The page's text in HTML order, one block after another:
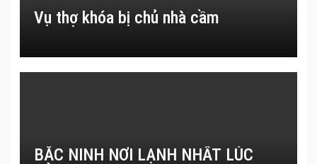
Vụ thợ khóa bị chủ nhà cầm
BẮC NINH NƠI LẠNH NHẤT LÚC